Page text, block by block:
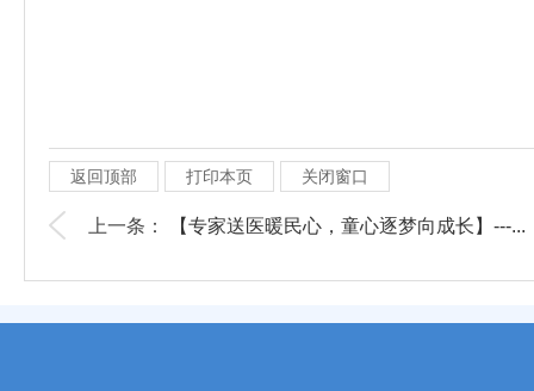
返回顶部 打印本页 关闭窗口
上一条： 【专家送医暖民心，童心逐梦向成长】---...